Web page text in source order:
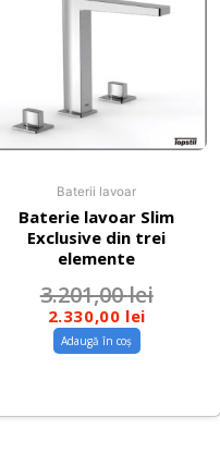
Baterii lavoar
Baterie lavoar Slim
Exclusive din trei
elemente
3.201,00lei
2.330,00 lei
Adaugă în coș